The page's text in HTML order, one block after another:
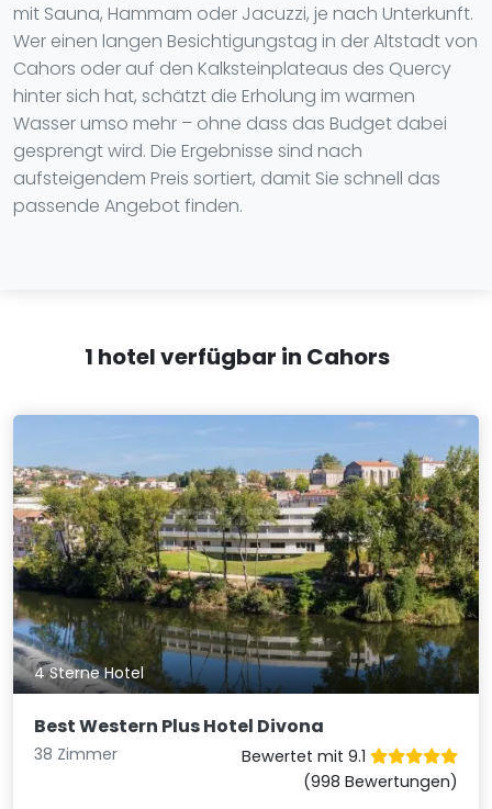
mit Sauna, Hammam oder Jacuzzi, je nach Unterkunft.
Wer einen langen Besichtigungstag in der Altstadt von
Cahors oder auf den Kalksteinplateaus des Quercy
hinter sich hat, schätzt die Erholung im warmen
Wasser umso mehr – ohne dass das Budget dabei
gesprengt wird. Die Ergebnisse sind nach
aufsteigendem Preis sortiert, damit Sie schnell das
passende Angebot finden.
1 hotel verfügbar in Cahors
4 Sterne Hotel
Best Western Plus Hotel Divona
38 Zimmer
Bewertet mit 9.1
(998 Bewertungen)